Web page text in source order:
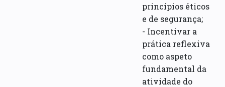
princípios éticos
e de segurança;
- Incentivar a
prática reflexiva
como aspeto
fundamental da
atividade do